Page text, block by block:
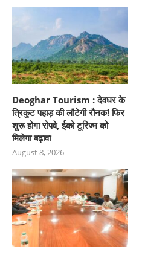
Deoghar Tourism : देवघर के
त्रिकुट पहाड़ की लौटेगी रौनक! फिर
शुरू होगा रोपवे, ईको टूरिज्म को
मिलेगा बढ़ावा
August 8, 2026